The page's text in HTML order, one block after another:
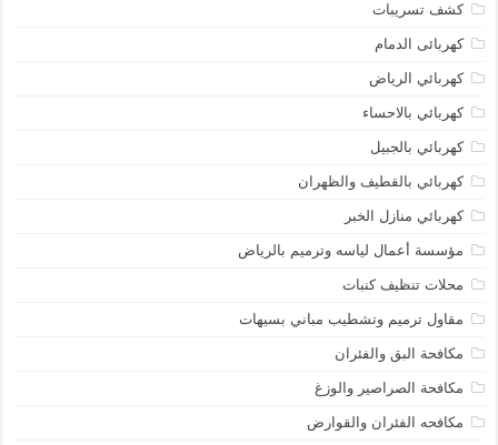
كشف تسريبات
كهربائى الدمام
كهربائي الرياض
كهربائي بالاحساء
كهربائي بالجبيل
كهربائي بالقطيف والظهران
كهربائي منازل الخبر
مؤسسة أعمال لياسه وترميم بالرياض
محلات تنظيف كنبات
مقاول ترميم وتشطيب مباني بسيهات
مكافحة البق والفئران
مكافحة الصراصير والوزغ
مكافحه الفئران والقوارض